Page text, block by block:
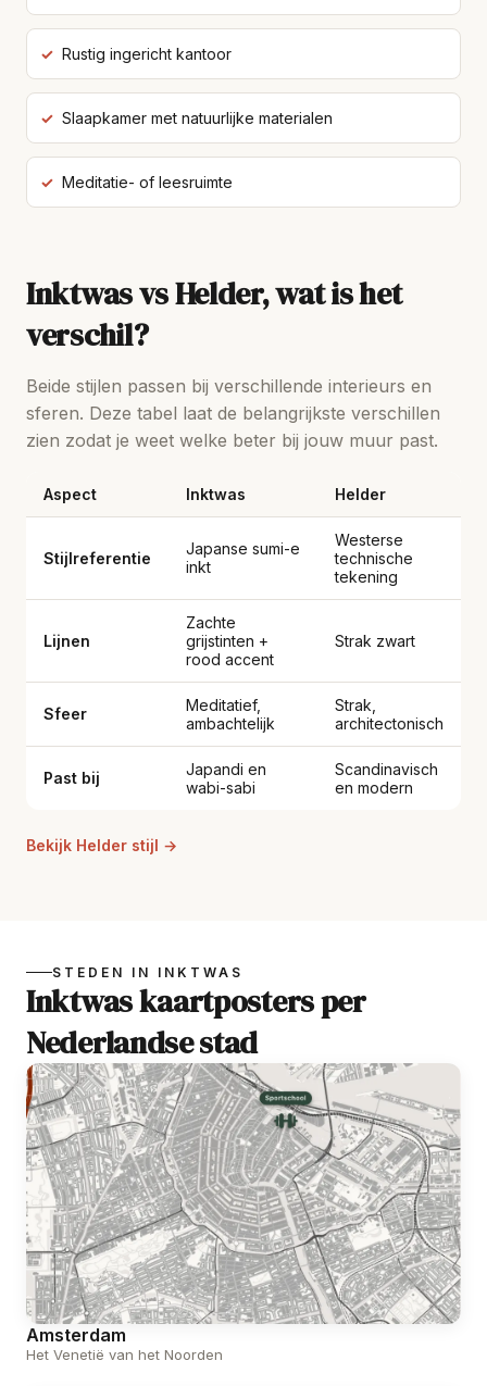
Rustig ingericht kantoor
Slaapkamer met natuurlijke materialen
Meditatie- of leesruimte
Inktwas vs Helder, wat is het
verschil?
Beide stijlen passen bij verschillende interieurs en
sferen. Deze tabel laat de belangrijkste verschillen
zien zodat je weet welke beter bij jouw muur past.
Aspect Inktwas Helder
Stijlreferentie
Japanse sumi-e
inkt
Westerse
technische
tekening
Lijnen
Zachte
grijstinten +
rood accent
Strak zwart
Sfeer
Meditatief,
ambachtelijk
Strak,
architectonisch
Past bij
Japandi en
wabi-sabi
Scandinavisch
en modern
Bekijk Helder stijl →
STEDEN IN INKTWAS
Inktwas kaartposters per
Nederlandse stad
Amsterdam
Het Venetië van het Noorden